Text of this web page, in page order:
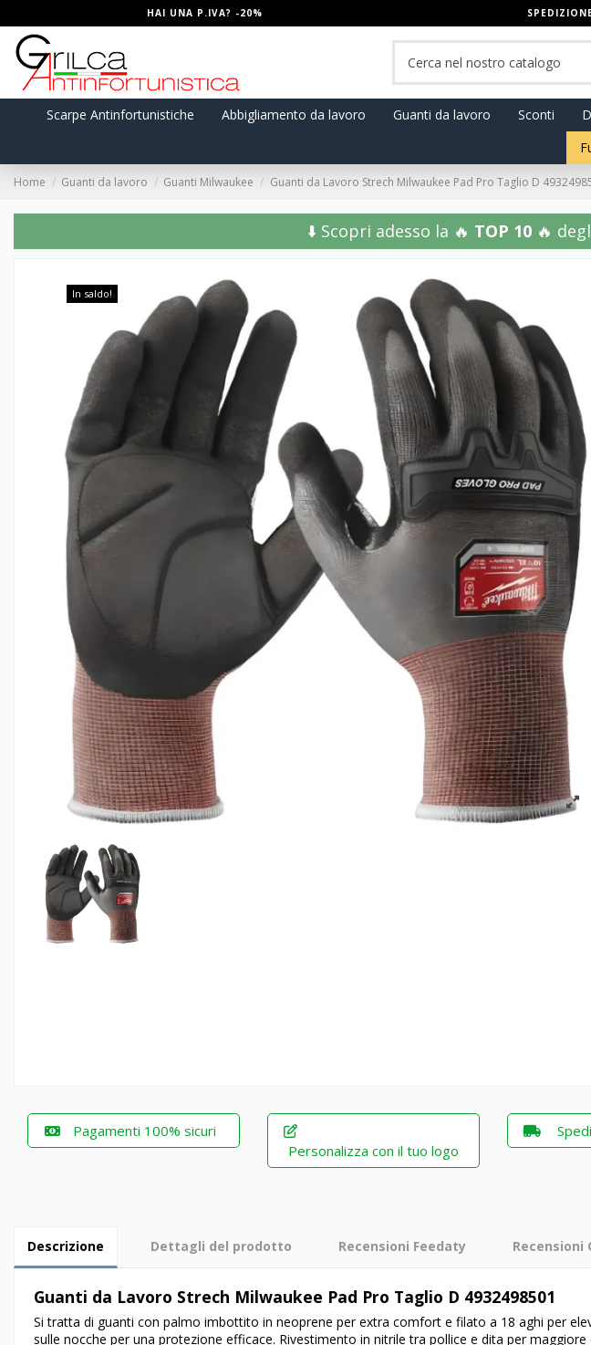
HAI UNA P.IVA? -20%
Scarpe Antinfortunistiche
Abbigliamento da lavoro Guanti da lavoro Sconti
Home Guanti da lavoro Guanti Milwaukee Guanti da Lavoro Strech Milwaukee Pad Pro Taglio D
⬇️ Scopri adesso la 🔥 TOP 10🔥
In saldo!
Pagamenti 100% sicuri
Personalizza con il tuo logo
Descrizione Dettagli del prodotto Recensioni Feedaty Recensioni
Guanti da Lavoro Strech Milwaukee Pad Pro Taglio D 4932498501
Si tratta di guanti con palmo imbottito in neoprene per extra comfort e filato a 18 aghi per
sulle nocche per una protezione efficace. Rivestimento in nitrile tra pollice e dita per maggiore